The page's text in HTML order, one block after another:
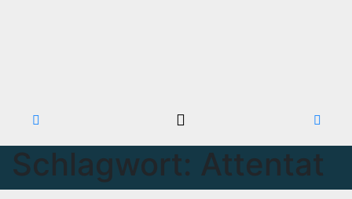
Schlagwort: Attentat